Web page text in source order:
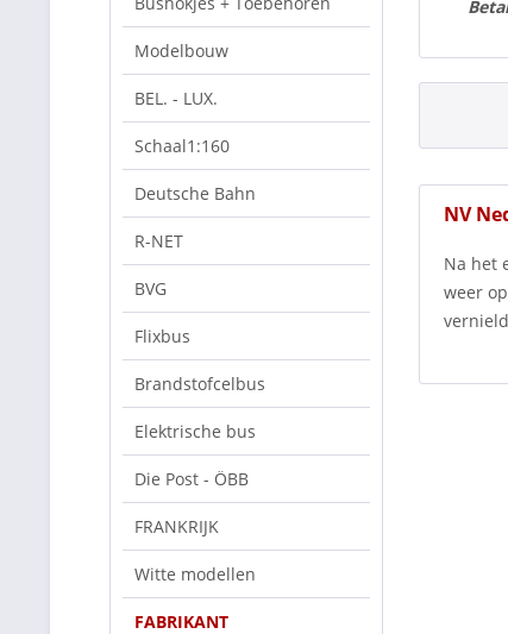
Modelbouw
BEL. - LUX.
Schaal1:160
Deutsche Bahn
R-NET
BVG
Flixbus
Brandstofcelbus
Elektrische bus
Die Post - ÖBB
FRANKRIJK
Witte modellen
FABRIKANT
NV
Na het
weer